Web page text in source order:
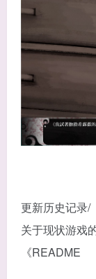
更新历史记录/
关于现状游戏
《README